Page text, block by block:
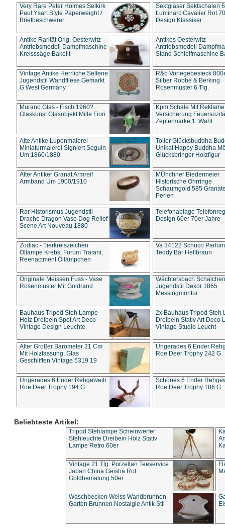
Very Rare Peter Holmes Selkirk
Paul Ysart Style Paperweight /
Briefbeschwerer
Sektgläser Sektschalen
Luminarc Cavalier Rot
Design Klassiker
Antike Rarität Orig. Oesterwitz
Antriebsmodell Dampfmaschine
Kreisssäge Bakelit
Antikes Oesterwitz
Antriebsmodell
Stand Schleifmaschine
Vintage Antike Herrliche Seltene
Jugendstil Wandfliese Gemarkt
G West Germany
R&b Vorlegebesteck
Silber Robbe & Berking
Rosenmuster 6 Tlg.
Murano Glas - Fisch 1960?
Glaskunst Glasobjekt Mille Fiori
Kpm Schale Mit Reklame
Versicherung
Zeptermarke 1. Wahl
Alte Antike Lupenmalerei
Miniaturmalerei Signiert Seguin
Um 1860/1880
Toller Glücksbuddha
Unikat Happy Buddha
Glücksbringer Holzfigur
Alter Antiker Granat Armreif
Armband Um 1900/1910
MÜnchner Biedermeier
Historische Ohrringe
Schaumgold 585
Perlen
Rar Historismus Jugendstil
Drache Dragon Vase Dog Relief
Scene Art Nouveau 1880
Telefonablage
Design 60er 70er Jahre
Zodiac - Tierkreiszeichen
Öllampe Krebs, Forum Traiani,
Reenactment Öllämpchen
Va 34122 Schuco
Teddy Bär Hellbraun
Originale Meissen Fuss - Vase
Rosenmuster Mit Goldrand
Wächtersbach Schälchen
Jugendstil Dekor 1865
Messingmontur
Bauhaus Tripod Steh Lampe
Holz Dreibein Spot Art Deco
Vintage Design Leuchte
2x Bauhaus Tripod Steh
Dreibein Stativ Art Deco
Vintage Studio Leucht
Alter Großer Barometer 21 Cm
Mit Holzfassung, Glas
Geschliffen Vintage 5319 19
Ungerades 6 Ender
Roe Deer Trophy 242 G
Ungerades 6 Ender Rehgeweih
Roe Deer Trophy 194 G
Schönes 6 Ender
Roe Deer Trophy 186 G
Beliebteste Artikel:
Tripod Stehlampe Scheinwerfer
Stehleuchte Dreibein Holz Stativ
Lampe Retro 60er
Vintage 21 Tlg. Porzellan Teeservice
Japan China Geisha Rot
Goldbemalung 50er
Waschbecken Weiss Wandbrunnen
Garten Brunnen Nostalgie Antik Stil